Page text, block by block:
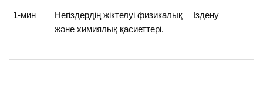
1-мин
Негіздердің жіктелуі физикалық
және химиялық қасиеттері.
Іздену